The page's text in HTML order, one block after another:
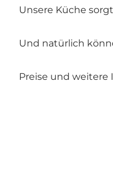
Unsere Küche
Und natürlich
Preise und weitere